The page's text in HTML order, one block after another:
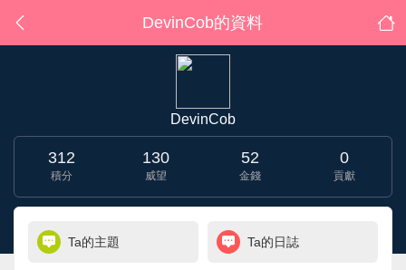
DevinCob的資料
DevinCob
312
積分
130
威望
52
金錢
0
貢獻
Ta的主題 Ta的日誌